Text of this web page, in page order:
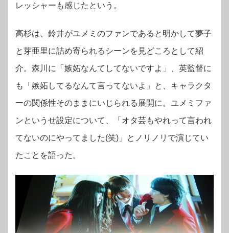
レッシャーも感じたという。
高杉は、鈴井がユメミのファンであると明かして夢子
と芽亜里に詰め寄られるシーンを 見どころとして紹
介。森川に「嫉妬なんてしてないですよ」、英監督に
も「嫉妬してるなんて言ってないよ」と、キャラクタ
ーの関係性そのままにいじられる展開に。 ユメミファ
ンというせ設定について、「オタ芸もやれって言われ
てないのにやってました(笑)」とノリノリで演じてい
たことを語った。